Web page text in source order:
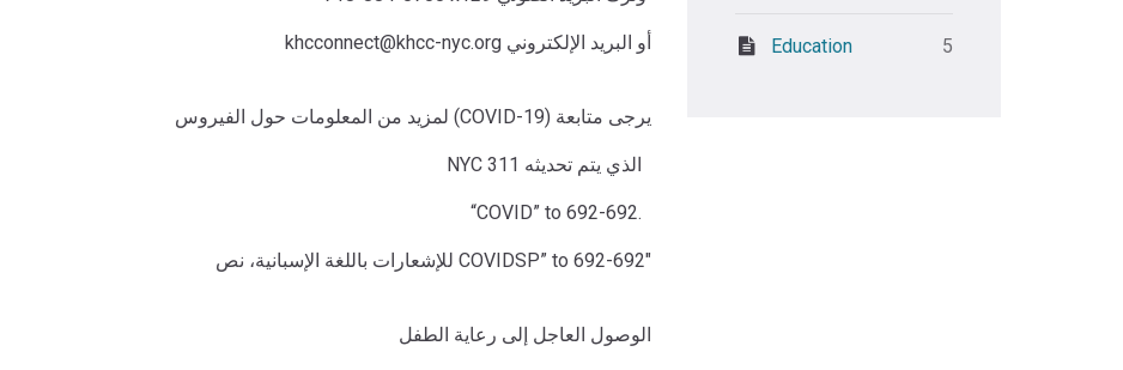
khcconnect@khcc-nyc.org أو البريد الإلكتروني
لمزيد من المعلومات حول الفيروس (COVID-19) يرجى متابعة
“COVID” to 692-692.
للإشعارات باللغة الإسبانية، نص COVIDSP” to 692-692"
الوصول العاجل إلى رعاية الطفل
Education 5